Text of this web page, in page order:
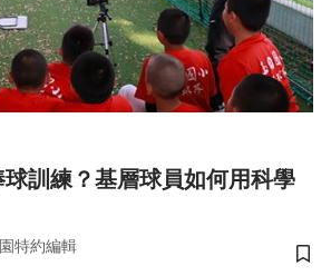
訓練？基層球員如何用科學
特約編輯
儲